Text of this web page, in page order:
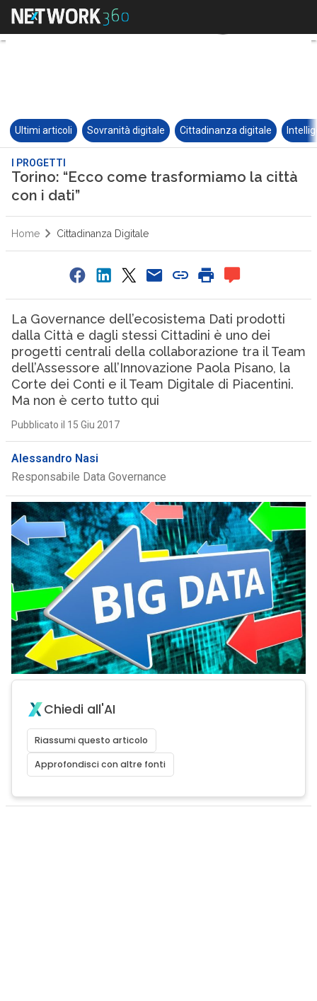
Ultimi articoli Sovranità digitale Cittadinanza digitale
I PROGETTI
Torino: “Ecco come trasformiamo la città
con i dati”
Home Cittadinanza Digitale
La Governance dell’ecosistema Dati prodotti
dalla Città e dagli stessi Cittadini è uno dei
progetti centrali della collaborazione tra il Team
dell’Assessore all’Innovazione Paola Pisano, la
Corte dei Conti e il Team Digitale di Piacentini.
Ma non è certo tutto qui
Pubblicato il 15 Giu 2017
Alessandro Nasi
Responsabile Data Governance
Chiedi all'AI
Riassumi questo articolo
Approfondisci con altre fonti